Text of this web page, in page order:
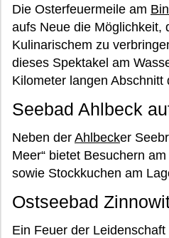
Die Osterfeuermeile am
aufs Neue die Möglichkeit,
Kulinarischem zu
dieses Spektakel am
Kilometer langen Abschnitt
Seebad Ahlbeck
Neben der Ahlbecker
Meer“ bietet Besuchern
sowie Stockkuchen am
Ostseebad
Ein Feuer der